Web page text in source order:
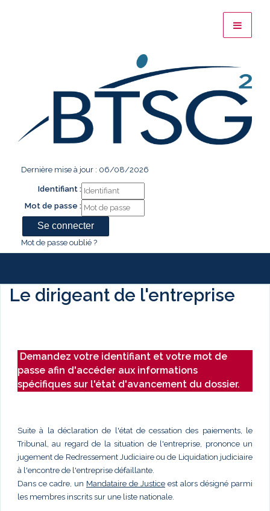
Dernière mise à jour : 06/08/2026
Identifiant :
Mot de passe :
Mot de passe oublié ?
Le dirigeant de l'entreprise
Demandez votre identifiant et votre mot de
passe afin d'accéder aux informations
spécifiques sur l'état d'avancement du dossier.
Suite à la déclaration de l'état de cessation des paiements, le
Tribunal, au regard de la situation de l'entreprise, prononce un
jugement de Redressement Judiciaire ou de Liquidation judiciaire
à l'encontre de l'entreprise défaillante.
Dans ce cadre, un Mandataire de Justice est alors désigné parmi
les membres inscrits sur une liste nationale.